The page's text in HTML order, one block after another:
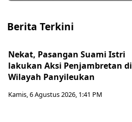
Berita Terkini
Nekat, Pasangan Suami Istri
lakukan Aksi Penjambretan di
Wilayah Panyileukan
Kamis, 6 Agustus 2026, 1:41 PM